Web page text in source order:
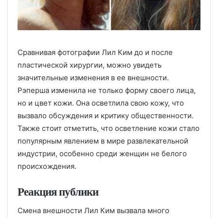
Сравнивая фотографии Лил Ким до и после
пластической хирургии, можно увидеть
значительные изменения в ее внешности.
Рэперша изменила не только форму своего лица,
но и цвет кожи. Она осветлила свою кожу, что
вызвало обсуждения и критику общественности.
Также стоит отметить, что осветление кожи стало
популярным явлением в мире развлекательной
индустрии, особенно среди женщин не белого
происхождения.
Реакция публики
Смена внешности Лил Ким вызвала много